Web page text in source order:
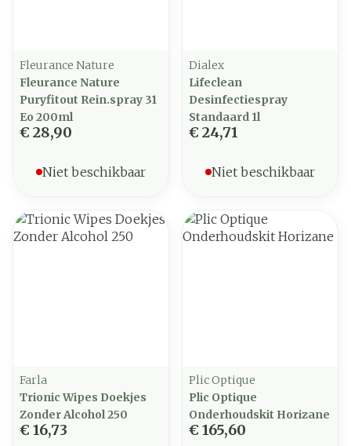
Fleurance Nature
Fleurance Nature
Puryfitout Rein.spray 31
Eo 200ml
€ 28,90
Niet beschikbaar
Dialex
Lifeclean
Desinfectiespray
Standaard 1l
€ 24,71
Niet beschikbaar
Farla
Trionic Wipes Doekjes
Zonder Alcohol 250
€ 16,73
Plic Optique
Plic Optique
Onderhoudskit Horizane
€ 165,60